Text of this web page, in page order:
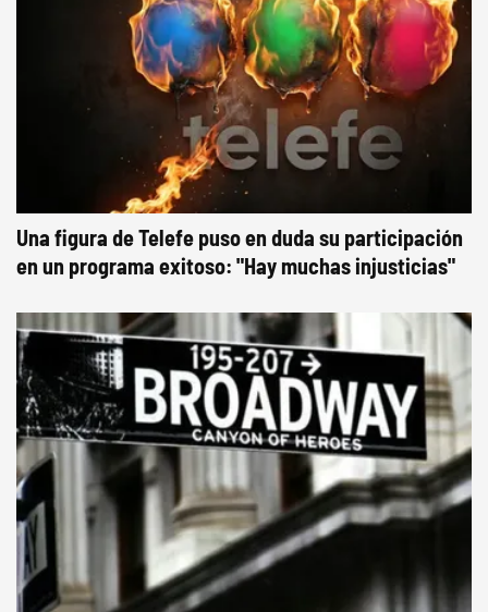
Una figura de Telefe puso en duda su participación
en un programa exitoso: "Hay muchas injusticias"